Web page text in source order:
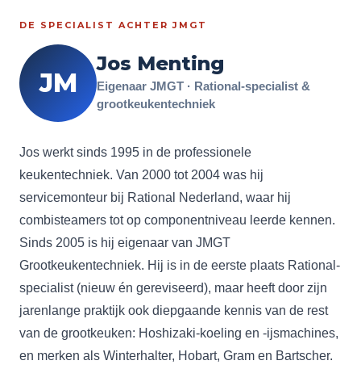
DE SPECIALIST ACHTER JMGT
JM
Jos Menting
Eigenaar JMGT · Rational-specialist &
grootkeukentechniek
Jos werkt sinds 1995 in de professionele
keukentechniek. Van 2000 tot 2004 was hij
servicemonteur bij Rational Nederland, waar hij
combisteamers tot op componentniveau leerde kennen.
Sinds 2005 is hij eigenaar van JMGT
Grootkeukentechniek. Hij is in de eerste plaats Rational-
specialist (nieuw én gereviseerd), maar heeft door zijn
jarenlange praktijk ook diepgaande kennis van de rest
van de grootkeuken: Hoshizaki-koeling en -ijsmachines,
en merken als Winterhalter, Hobart, Gram en Bartscher.